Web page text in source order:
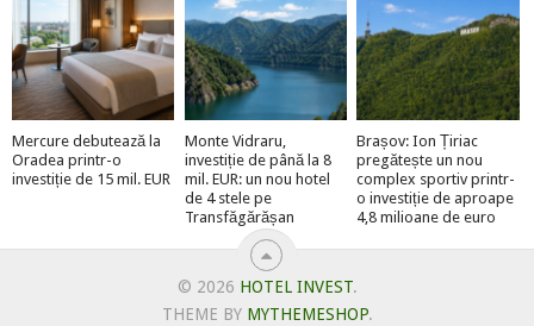
Mercure debutează la
Oradea printr-o
investiție de 15 mil. EUR
Monte Vidraru,
investiție de până la 8
mil. EUR: un nou hotel
de 4 stele pe
Transfăgărășan
Brașov: Ion Țiriac
pregătește un nou
complex sportiv printr-
o investiție de aproape
4,8 milioane de euro
© 2026 HOTEL INVEST.
THEME BY MYTHEMESHOP.